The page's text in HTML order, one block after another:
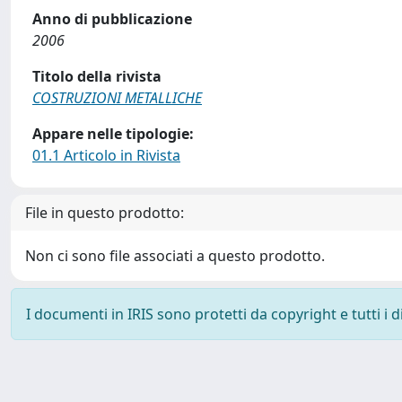
Anno di pubblicazione
2006
Titolo della rivista
COSTRUZIONI METALLICHE
Appare nelle tipologie:
01.1 Articolo in Rivista
File in questo prodotto:
Non ci sono file associati a questo prodotto.
I documenti in IRIS sono protetti da copyright e tutti i